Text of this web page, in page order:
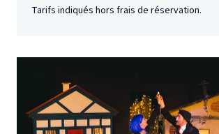
Tarifs indiqués hors frais de réservation.